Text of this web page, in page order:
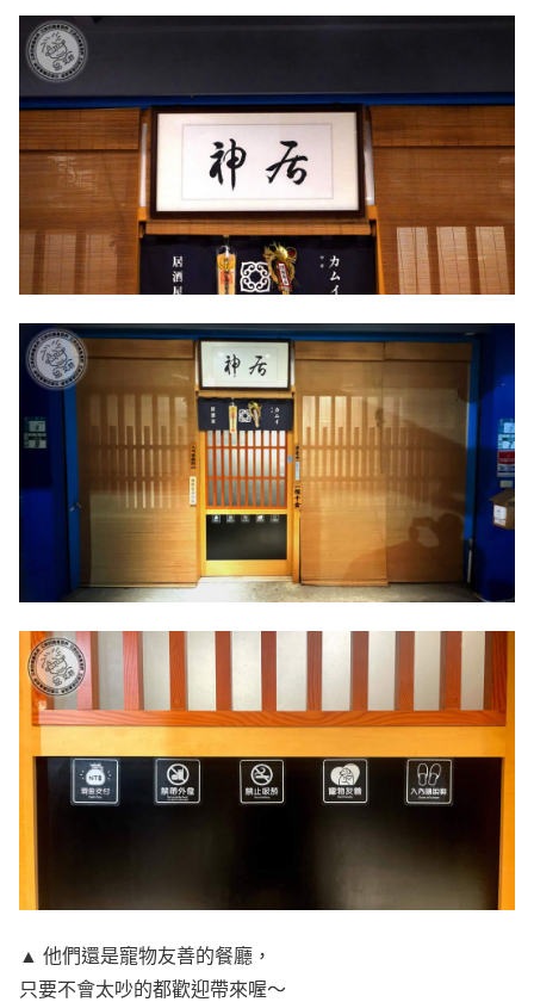
▲ 他們還是寵物友善的餐廳，
只要不會太吵的都歡迎帶來喔～